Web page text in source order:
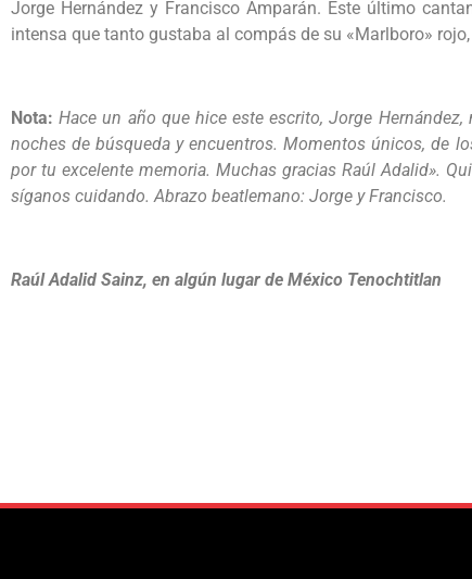
Jorge Hernández y Francisco Amparán. Éste último
intensa que tanto gustaba al compás de su «Marlboro»
Nota: Hace un año que hice este escrito, Jorge
noches de búsqueda y encuentros. Momentos únicos, de
por tu excelente memoria. Muchas gracias Raúl Adalid».
síganos cuidando. Abrazo beatlemano: Jorge y Francisco.
Raúl Adalid Sainz, en algún lugar de México Tenochtitlan